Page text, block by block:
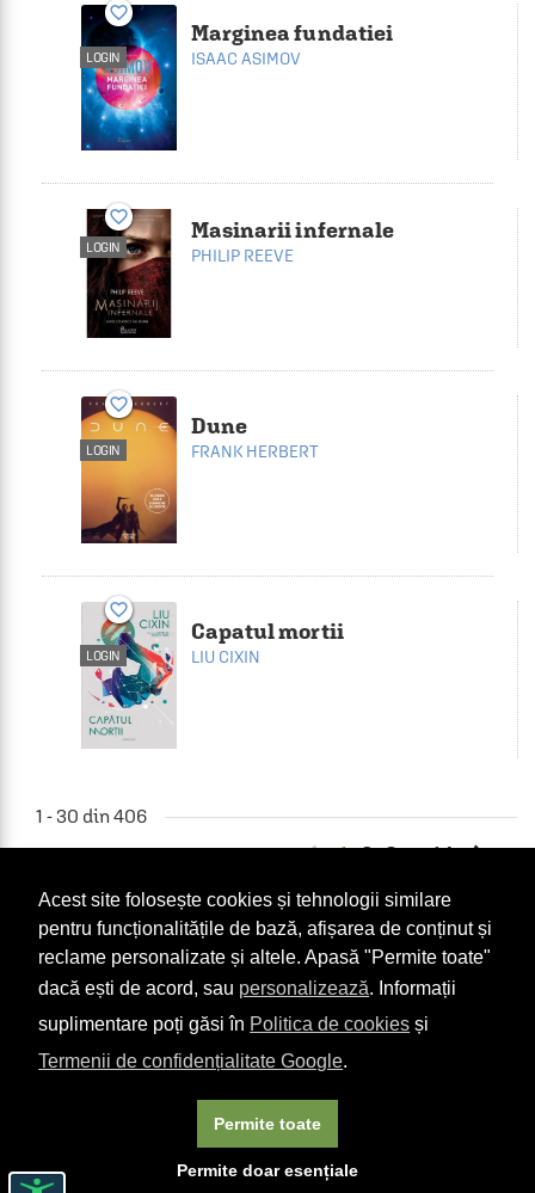
Acest site folosește cookies și tehnologii similare
pentru funcționalitățile de bază, afișarea de conținut și
reclame personalizate și altele. Apasă "Permite toate"
dacă ești de acord, sau personalizează. Informații
suplimentare poți găsi în Politica de cookies și
Termenii de confidențialitate Google.
Permite doar esențiale
Permite toate
favorite_border
Marginea fundatiei
ISAAC ASIMOV
LOGIN
favorite_border
Masinarii infernale
PHILIP REEVE
LOGIN
favorite_border
Dune
FRANK HERBERT
LOGIN
favorite_border
Capatul mortii
LIU CIXIN
LOGIN
1 - 30 din 406
 1 2 3 14 
Vrei să iei un voucher
cadou pentru cineva
drag ție?
COMANDĂ-L AICI